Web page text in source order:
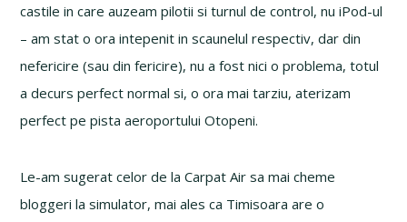
castile in care auzeam pilotii si turnul de control, nu iPod-ul
– am stat o ora intepenit in scaunelul respectiv, dar din
nefericire (sau din fericire), nu a fost nici o problema, totul
a decurs perfect normal si, o ora mai tarziu, aterizam
perfect pe pista aeroportului Otopeni.
Le-am sugerat celor de la Carpat Air sa mai cheme
bloggeri la simulator, mai ales ca Timisoara are o